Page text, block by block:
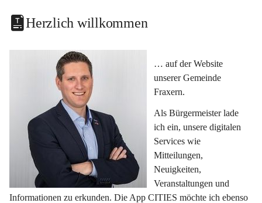
Herzlich willkommen
… auf der Website
unserer Gemeinde
Fraxern.
Als Bürgermeister lade
ich ein, unsere digitalen
Services wie
Mitteilungen,
Neuigkeiten,
Veranstaltungen und
Informationen zu erkunden. Die App CITIES möchte ich ebenso